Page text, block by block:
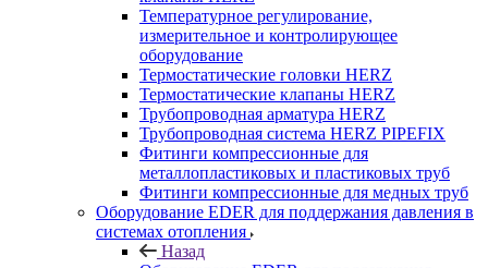
Температурное регулирование,
измерительное и контролирующее
оборудование
Термостатические головки HERZ
Термостатические клапаны HERZ
Трубопроводная арматура HERZ
Трубопроводная система HERZ PIPEFIX
Фитинги компрессионные для
металлопластиковых и пластиковых труб
Фитинги компрессионные для медных труб
Оборудование EDER для поддержания давления в
системах отопления
Назад